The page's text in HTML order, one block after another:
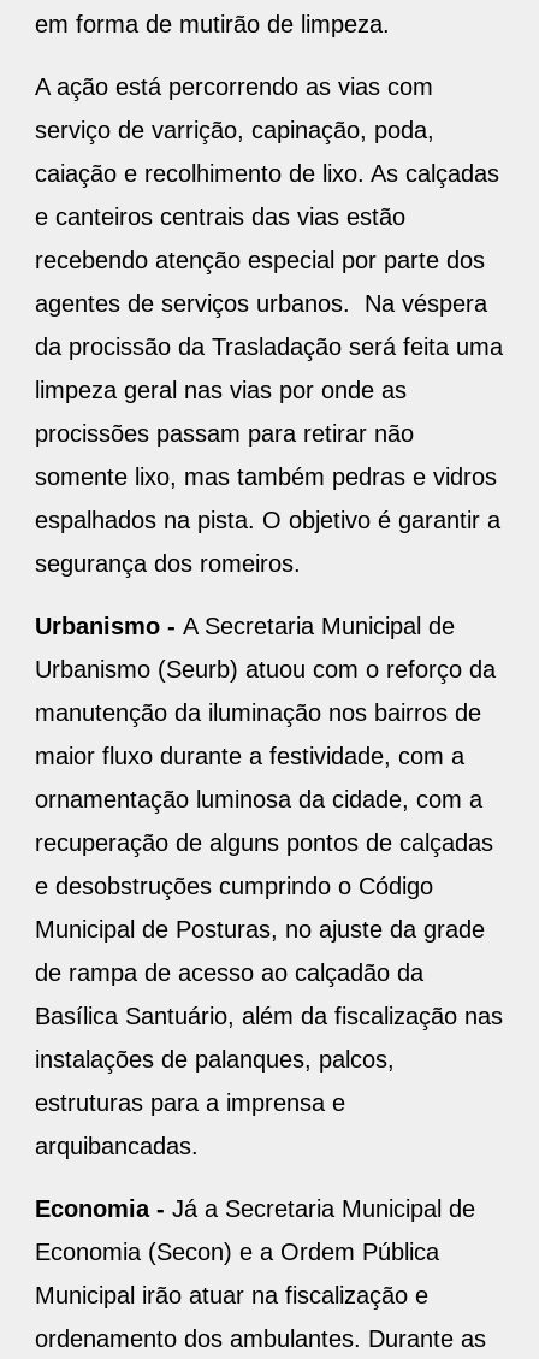
em forma de mutirão de limpeza.
A ação está percorrendo as vias com
serviço de varrição, capinação, poda,
caiação e recolhimento de lixo. As calçadas
e canteiros centrais das vias estão
recebendo atenção especial por parte dos
agentes de serviços urbanos. Na véspera
da procissão da Trasladação será feita uma
limpeza geral nas vias por onde as
procissões passam para retirar não
somente lixo, mas também pedras e vidros
espalhados na pista. O objetivo é garantir a
segurança dos romeiros.
Urbanismo - A Secretaria Municipal de
Urbanismo (Seurb) atuou com o reforço da
manutenção da iluminação nos bairros de
maior fluxo durante a festividade, com a
ornamentação luminosa da cidade, com a
recuperação de alguns pontos de calçadas
e desobstruções cumprindo o Código
Municipal de Posturas, no ajuste da grade
de rampa de acesso ao calçadão da
Basílica Santuário, além da fiscalização nas
instalações de palanques, palcos,
estruturas para a imprensa e
arquibancadas.
Economia - Já a Secretaria Municipal de
Economia (Secon) e a Ordem Pública
Municipal irão atuar na fiscalização e
ordenamento dos ambulantes. Durante as